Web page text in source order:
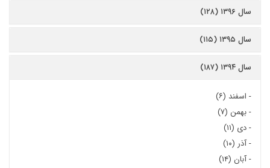
سال ۱۳۹۶ (۱۲۸)
سال ۱۳۹۵ (۱۱۵)
سال ۱۳۹۴ (۱۸۷)
- اسفند (۶)
-بهمن (۷)
-دی (۱۱)
-آذر (۱۰)
-آبان (۱۴)